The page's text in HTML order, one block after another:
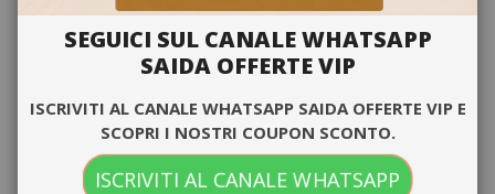
SEGUICI SUL CANALE WHATSAPP
SAIDA OFFERTE VIP
ISCRIVITI AL CANALE WHATSAPP SAIDA OFFERTE VIP E
SCOPRI I NOSTRI COUPON SCONTO.
ISCRIVITI AL CANALE WHATSAPP